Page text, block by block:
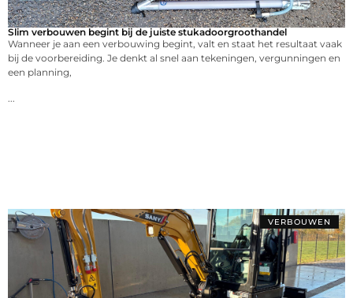
Slim verbouwen begint bij de juiste stukadoorgroothandel
Wanneer je aan een verbouwing begint, valt en staat het resultaat vaak
bij de voorbereiding. Je denkt al snel aan tekeningen, vergunningen en
een planning,
VERBOUWEN